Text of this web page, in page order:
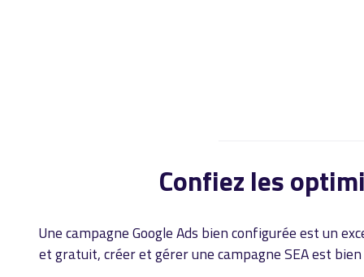
Confiez les
Une campagne Google Ads bien configurée est un
et gratuit, créer et gérer une campagne SEA est